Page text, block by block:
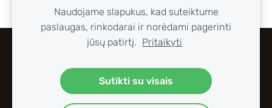
SLAPUKAI
Naudojame slapukus, kad suteiktume
paslaugas, rinkodarai ir norėdami pagerinti
jūsų patirtį. Pritaikyti
Sutikti su visais